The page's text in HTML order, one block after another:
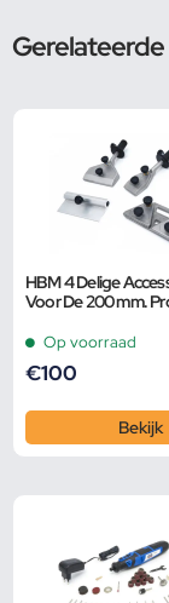
HBM 4 Delige
Voor De 200 mm.
Op voorraad
€100
Bekijk